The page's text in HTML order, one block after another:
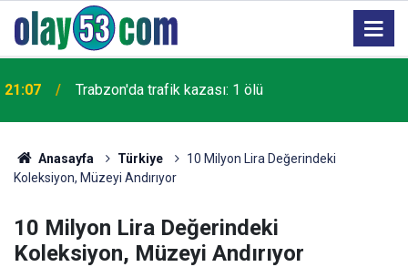
21:07 Trabzon'da trafik kazası: 1 ölü
Anasayfa Türkiye
10 Milyon Lira Değerindeki
Koleksiyon, Müzeyi Andırıyor
10 Milyon Lira Değerindeki
Koleksiyon, Müzeyi Andırıyor